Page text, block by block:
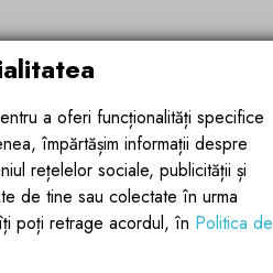
a oferi funcționalități specifice
împărtășim informații despre
rețelelor sociale, publicității și
de tine sau colectate în urma
poți retrage acordul, în Politica de